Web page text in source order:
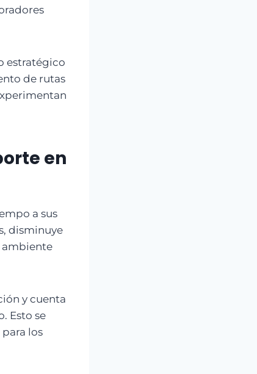
estratégico
de rutas
en
a sus
disminuye
ambiente
y cuenta
Esto se
los